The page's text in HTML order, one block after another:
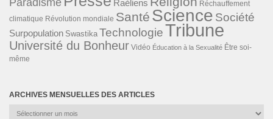
Raéliens Réchauffement
climatique Révolution mondiale Santé Science Société
Surpopulation Swastika TechnologieTribune
Université du Bonheur Vidéo Éducation à la Sexualité Être soi-
même
ARCHIVES MENSUELLES DES ARTICLES
Archives